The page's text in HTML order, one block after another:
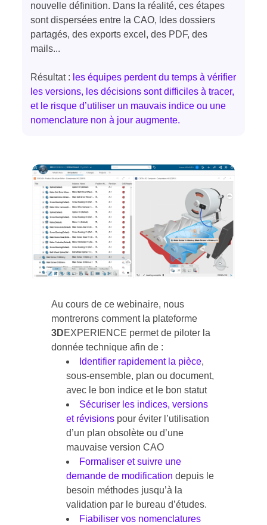
nouvelle définition. Dans la réalité, ces étapes
sont dispersées entre la CAO, ldes dossiers
partagés, des exports excel, des PDF, des
mails...
Résultat : les équipes perdent du temps à vérifier
les versions, les décisions sont difficiles à tracer,
et le risque d’utiliser un mauvais indice ou une
nomenclature non à jour augmente.
Au cours de ce webinaire, nous
montrerons comment la plateforme
3DEXPERIENCE permet de piloter la
donnée technique afin de :
Identifier rapidement la pièce,
sous-ensemble, plan ou document,
avec le bon indice et le bon statut
Sécuriser les indices, versions
et révisions pour éviter l’utilisation
d’un plan obsolète ou d’une
mauvaise version CAO
Formaliser et suivre une
demande de modification depuis le
besoin méthodes jusqu’à la
validation par le bureau d’études.
Fiabiliser vos nomenclatures